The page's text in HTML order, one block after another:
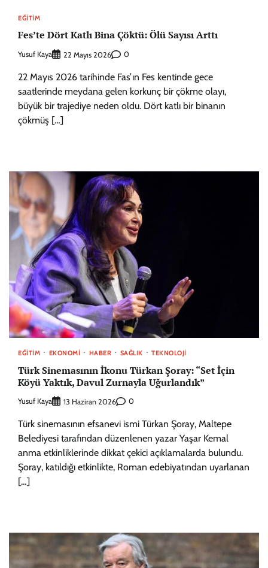
EĞITIM
Fes’te Dört Katlı Bina Çöktü: Ölü Sayısı Arttı
Yusuf Kaya 22 Mayıs 2026 0
22 Mayıs 2026 tarihinde Fas’ın Fes kentinde gece
saatlerinde meydana gelen korkunç bir çökme olayı,
büyük bir trajediye neden oldu. Dört katlı bir binanın
çökmüş […]
EĞITIM EKONOMI HABER SAĞLIK TEKNOLOJI
Türk Sinemasının İkonu Türkan Şoray: “Set İçin
Köyü Yaktık, Davul Zurnayla Uğurlandık”
Yusuf Kaya 13 Haziran 2026 0
Türk sinemasının efsanevi ismi Türkan Şoray, Maltepe
Belediyesi tarafından düzenlenen yazar Yaşar Kemal
anma etkinliklerinde dikkat çekici açıklamalarda bulundu.
Şoray, katıldığı etkinlikte, Roman edebiyatından uyarlanan
[…]